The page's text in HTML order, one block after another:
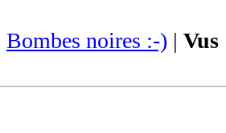
Bombes noires :-) | Vus